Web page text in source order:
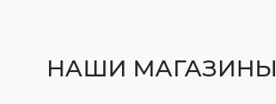
НАШИ МАГАЗИНЫ